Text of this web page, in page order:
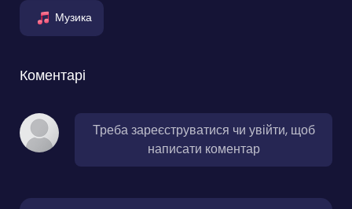
Музика
Коментарі
Треба зареєструватися чи увійти, щоб
написати коментар